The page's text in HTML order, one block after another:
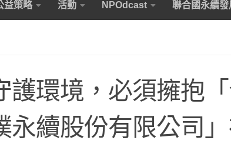
益策略 活動 NPOdcast 聯合國永續發
護環境，必須擁抱
永續股份有限公司